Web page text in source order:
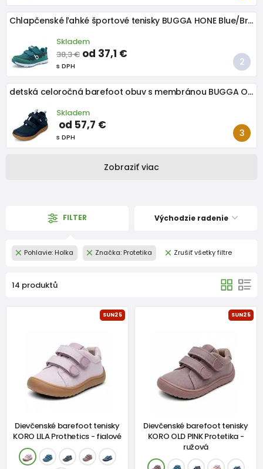
Chlapčenské ľahké športové tenisky BUGGA HONE Blue/Brown/Green
Skladem
38,3 € od 37,1 €
s DPH
detská celoročná barefoot obuv s membránou BUGGA OSCAR Blue B00191-04
Skladem
od 57,7 €
s DPH
Zobraziť viac
FILTER Východzie radenie
Pohlavie: Holka Značka: Protetika Zrušiť všetky filtre
14 produktů
SUN25
Dievčenské barefoot tenisky
KORO LILA Prothetics - fialové
SUN25
Dievčenské barefoot tenisky
KORO OLD PINK Protetika -
ružová